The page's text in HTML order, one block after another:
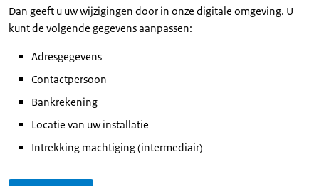
Dan geeft u uw wijzigingen door in onze digitale omgeving. U
kunt de volgende gegevens aanpassen:
Adresgegevens
Contactpersoon
Bankrekening
Locatie van uw installatie
Intrekking machtiging (intermediair)